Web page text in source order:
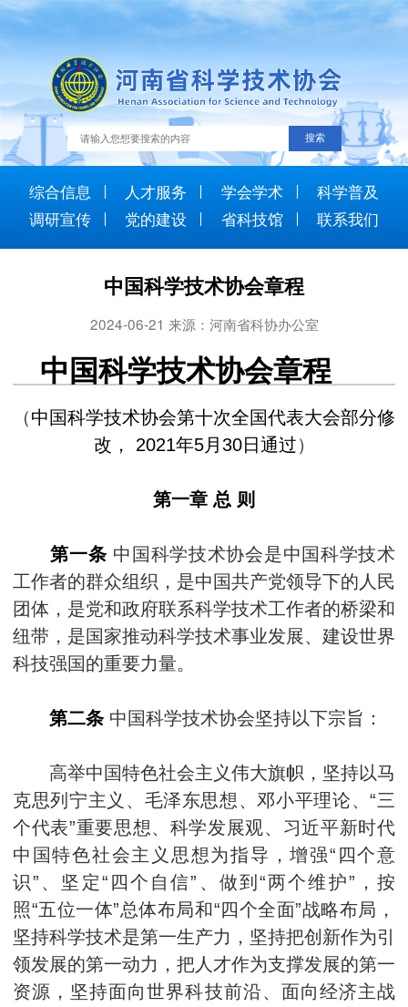
综合信息 人才服务 学会学术
科学普及
调研宣传
党的建设 省科技馆 联系我们
中国科学技术协会章程
2024-06-21 来源：河南省科协办公室
中国科学技术协会章程
（中国科学技术协会第十次全国代表大会部分修
改， 2021年5月30日通过）
第一章 总 则
第一条 中国科学技术协会是中国科学技术
工作者的群众组织，是中国共产党领导下的人民
团体，是党和政府联系科学技术工作者的桥梁和
纽带，是国家推动科学技术事业发展、建设世界
科技强国的重要力量。
第二条 中国科学技术协会坚持以下宗旨：
高举中国特色社会主义伟大旗帜，坚持以马
克思列宁主义、毛泽东思想、邓小平理论、“三
个代表”重要思想、科学发展观、习近平新时代
中国特色社会主义思想为指导，增强“四个意
识”、坚定“四个自信”、做到“两个维护”，按
照“五位一体”总体布局和“四个全面”战略布局，
坚持科学技术是第一生产力，坚持把创新作为引
领发展的第一动力，把人才作为支撑发展的第一
资源，坚持面向世界科技前沿、面向经济主战